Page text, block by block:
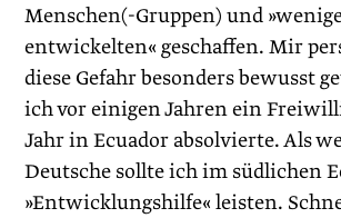
Menschen(-Gruppen) und
entwickelten« geschaffen. Mir
diese Gefahr besonders bewusst
ich vor einigen Jahren ein
Jahr in Ecuador absolvierte. Als
Deutsche sollte ich im südlichen
»Entwicklungshilfe« leisten.